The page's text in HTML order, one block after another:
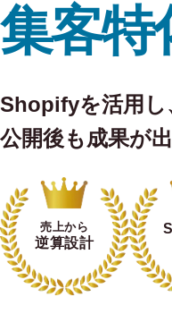
集客特
Shopifyを活用し
公開後も成果が
売上から
逆算設計